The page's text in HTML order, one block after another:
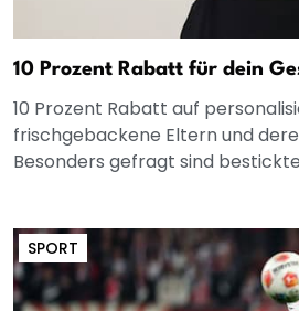
10 Prozent Rabatt für dein
10 Prozent Rabatt auf
frischgebackene Eltern und
Besonders gefragt sind bestickte
SPORT